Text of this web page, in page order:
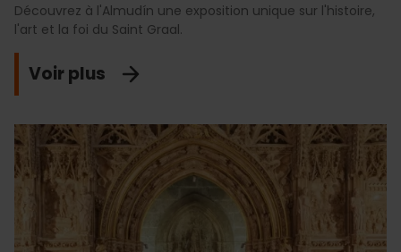
Découvrez à l'Almudín une exposition unique sur l'histoire,
l'art et la foi du Saint Graal.
Voir plus